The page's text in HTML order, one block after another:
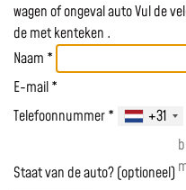
wagen of ongeval autoVul de
demet kenteken .
Naam *
E-mail *
Telefoonnummer *
+31
Staat van de auto? (optioneel)